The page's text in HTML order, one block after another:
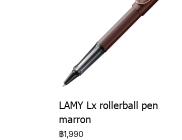
LAMY Lx rollerball pen
marron
฿1,990